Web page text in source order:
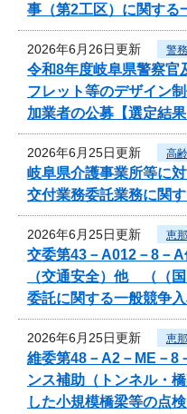
事（第2工区）に関する
2026年6月26日更新 警
令和8年度岐阜県警察官
フレット等のデザイン
加業者の公募【選定結果
2026年6月25日更新 高
岐阜県介護事業所等に
交付業務委託業務に関
2026年6月25日更新 恵
交委第43－A012－8－
（交通安全）他 （（
委託に関する一般競争
2026年6月25日更新 恵
維委第48－A2－ME－
ンス補助（トンネル・
した小規模橋梁等の点